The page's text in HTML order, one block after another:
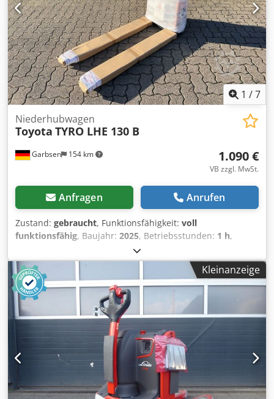
1 /7
Garbsen 154 km
Niederhubwagen
Toyota TYRO LHE 130 B
1.090 €
VB zzgl. MwSt.
Anfragen Anrufen
Zustand: gebraucht, Funktionsfähigkeit: voll
funktionsfähig, Baujahr: 2025, Betriebsstunden: 1 h,
, Hubhöhe:195 mm
elektrisch, Gabellänge:1.150 mm, Leergewicht:145 kg,
Gesamtlänge:
380 mm Elektro, Baubreite:
540 mm, Niederhubwagen Lastschwerpunkt: 600 Masttyp:
Keiner Zustand Technisch: Neu Bereifung vorne Typ:
Polyurethan Bereifung vorne Zustand: 100% Bereifung
hinten Typ: Polyurethan Bereifung hinten Zustand: 100%
Batterie Volt: 24V Batterie Ah: 20Ah Beschreibung:
Neugerät Impulssteuerung, Csdpszr Ah Eefx Aqvjha
Kleinanzeige